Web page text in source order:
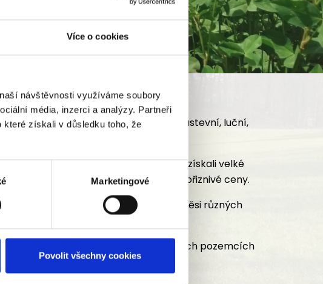
Více o cookies
návštěvnosti využíváme soubory
média, inzerci a analýzy. Partneři
získali v důsledku toho, že
Marketingové
Povolit všechny cookies
pícní, trávníkové. Travní směsi pastevní, luční,
osivy. Během této dlouhé doby jsme získali velké
Nabízíme kvalitní zboží za přiznivé ceny.
V naší nabídce najdete trávníkové směsi různých
seté, které množíme na vybraných pozemcích